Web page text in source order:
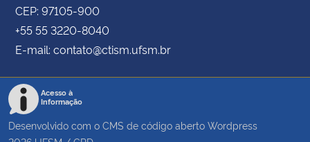
CEP: 97105-900
+55 55 3220-8040
E-mail: contato@ctism.ufsm.br
Acesso à
Informação
Desenvolvido com o CMS de código aberto Wordpress